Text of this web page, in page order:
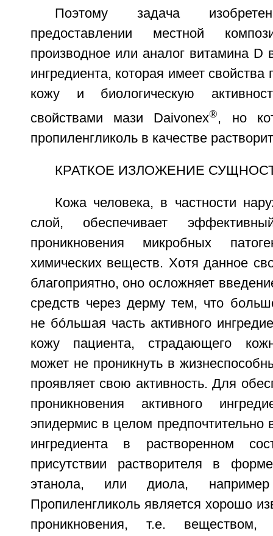
Поэтому задача
предоставлении местной
производное или аналог витамина D
ингредиента, которая имеет свойства
кожу и биологическую
свойствами мази Daivonex®, но
пропиленгликоль в качестве
КРАТКОЕ ИЗЛОЖЕНИЕ
Кожа человека, в частности
слой, обеспечивает
проникновения микробных
химических веществ. Хотя данное
благоприятно, оно осложняет
средств через дерму тем, что
не бóльшая часть активного
кожу пациента, страдающего
может не проникнуть в
проявляет свою активность. Для
проникновения активного
эпидермис в целом предпочтительно
ингредиента в растворенном
присутствии растворителя в
этанола, или диола, например
Пропиленгликоль является хорошо
проникновения, т.е. веществом,